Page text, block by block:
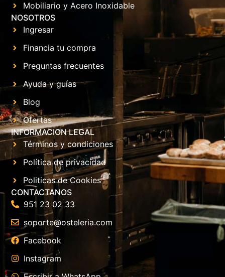
Mobiliario y Acero Inoxidable
NOSOTROS
Ingresar
Financia tu compra
Preguntas frecuentes
Ayuda y guías
Blog
Ofertas
INFORMACION LEGAL
Términos y condiciones
Política de privacidad
Politicas de Cookies
CONTACTANOS
951 23 02 33
soporte@osteleria.com
Facebook
Instagram